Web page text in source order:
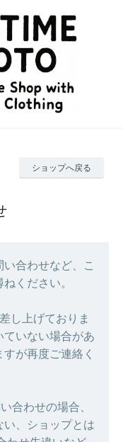
ショップへ戻る
合わせなど、こ
ください。
し上げておりま
いない場合があ
が再度ご連絡く
合わせの場合、
、ショップとは